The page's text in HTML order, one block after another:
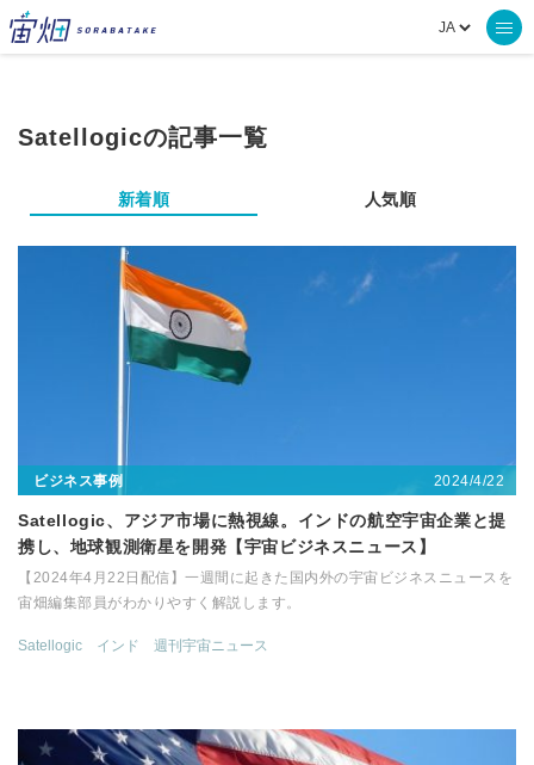
Satellogicの記事一覧
新着順 人気順
ビジネス事例 2024/4/22
Satellogic、アジア市場に熱視線。インドの航空宇宙企業と提
携し、地球観測衛星を開発【宇宙ビジネスニュース】
【2024年4月22日配信】一週間に起きた国内外の宇宙ビジネスニュースを
宙畑編集部員がわかりやすく解説します。
Satellogic インド 週刊宇宙ニュース